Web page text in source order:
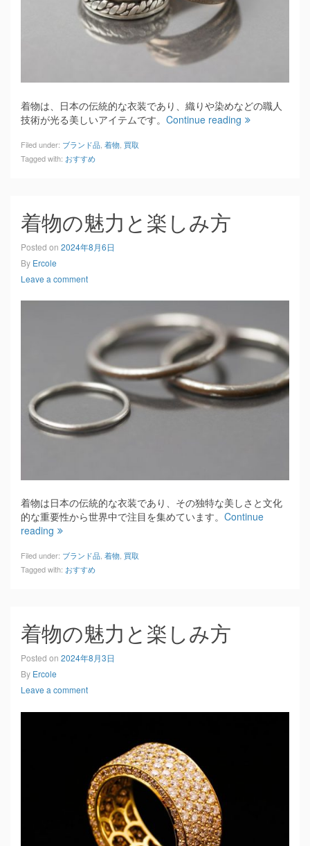
着物は、日本の伝統的な衣装であり、織りや染めなどの職人
技術が光る美しいアイテムです。 Continue reading
Filed under: ブランド品 着物 買取
Tagged with: おすすめ
着物の魅力と楽しみ方
Posted on 2024年8月6日
By Ercole
Leave a comment
着物は日本の伝統的な衣装であり、その独特な美しさと文化
的な重要性から世界中で注目を集めています。 Continue
reading
Filed under: ブランド品, 着物, 買取
Tagged with: おすすめ
着物の魅力と楽しみ方
Posted on 2024年8月3日
By Ercole
Leave a comment